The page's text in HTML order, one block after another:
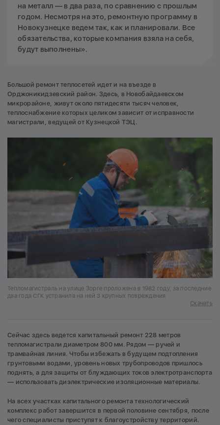
на металл — в два раза, по сравнению с прошлым
годом. Несмотря на это, ремонтную программу в
Новокузнецке ведем так, как и планировали. Все
обязательства, которые компания взяла на себя,
будут выполнены».
Большой ремонт теплосетей идет и на въезде в
Орджоникидзевский район. Здесь, в Новобайдаевском
микрорайоне, живут около пятидесяти тысяч человек,
теплоснабжение которых целиком зависит от исправности
магистрали, ведущей от Кузнецкой ТЭЦ.
Тепломагистраль на улице Зорге проложена в 1982 году, за последние
два года СГК устранила на ней 3 крупных повреждения
Скачать
Сейчас здесь ведется капитальный ремонт 228 метров
тепломагистрали диаметром 800 мм. Рядом — ручей и
трамвайная линия. Чтобы избежать в будущем подтопления
грунтовыми водами, уровень новых трубопроводов пришлось
поднять, а для защиты от блуждающих токов электротранспорта
— использовать диэлектрические изоляционные материалы.
На всех участках капитального ремонта технологический
комплекс работ завершится в первой половине сентября, после
чего специалисты приступят к благоустройству территорий.